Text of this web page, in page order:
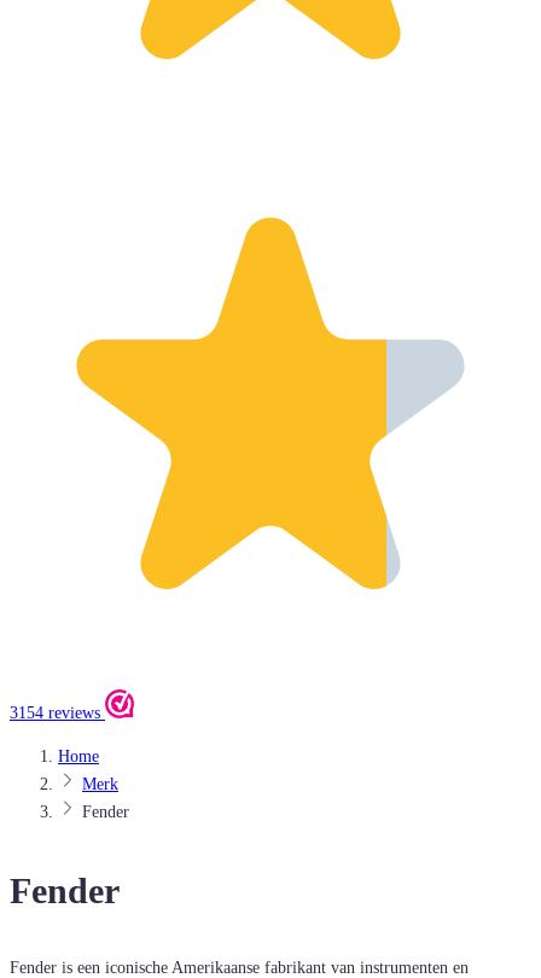
3154 reviews
Home
Merk
Fender
Fender
Fender is een iconische Amerikaanse fabrikant van instrumenten en